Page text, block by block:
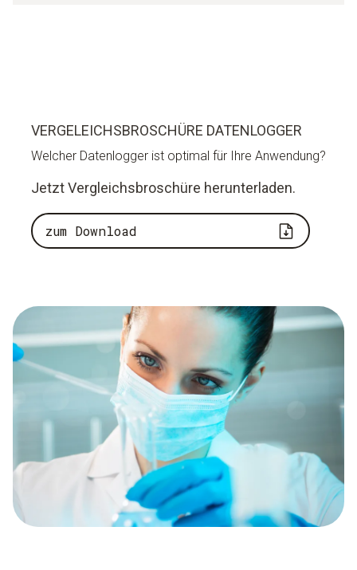
VERGELEICHSBROSCHÜRE DATENLOGGER
Welcher Datenlogger ist optimal für Ihre Anwendung?
Jetzt Vergleichsbroschüre herunterladen.
zum Download